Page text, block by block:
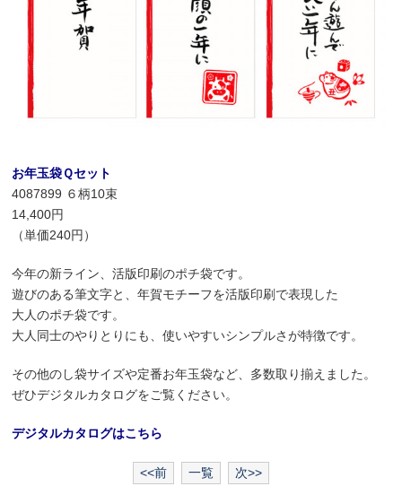
お年玉袋Ｑセット
4087899 ６柄10束
14,400円
（単価240円）
今年の新ライン、活版印刷のポチ袋です。
遊びのある筆文字と、年賀モチーフを活版印刷で表現した
大人のポチ袋です。
大人同士のやりとりにも、使いやすいシンプルさが特徴です。
その他のし袋サイズや定番お年玉袋など、多数取り揃えました。
ぜひデジタルカタログをご覧ください。
デジタルカタログはこちら
<<前 一覧 次>>